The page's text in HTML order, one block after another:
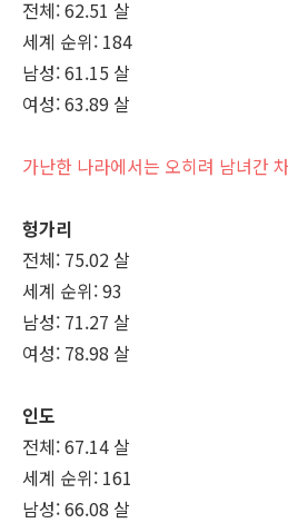
전체: 62.51 살
세계 순위: 184
남성: 61.15 살
여성: 63.89 살
가난한 나라에서는 오히려 남녀간
헝가리
전체: 75.02 살
세계 순위: 93
남성: 71.27 살
여성: 78.98 살
인도
전체: 67.14 살
세계 순위: 161
남성: 66.08 살